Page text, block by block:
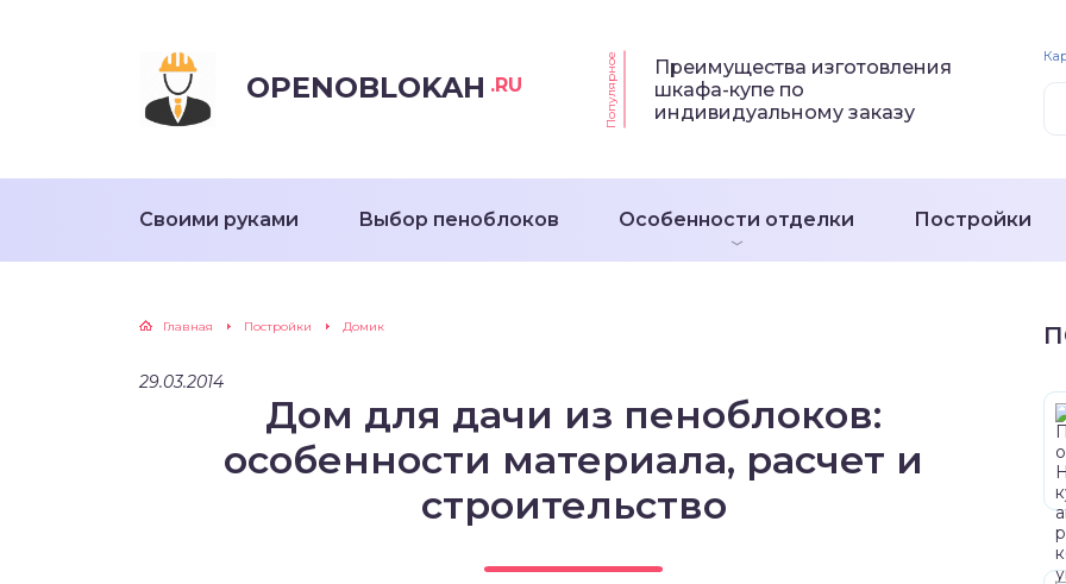
OPENOBLOKAH .RU Популярное
Преимущества изготовления
шкафа-купе по
индивидуальному заказу
Своими руками Выбор пеноблоков Особенности отделки Постройки
Главная Постройки Домик
29.03.2014
Дом для дачи из пеноблоков:
особенности материала, расчет и
строительство